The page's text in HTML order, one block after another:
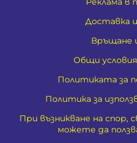
Доставка
Връщане
Общи условия
Политиката за
Политика за
При възникване на спор,
можете да